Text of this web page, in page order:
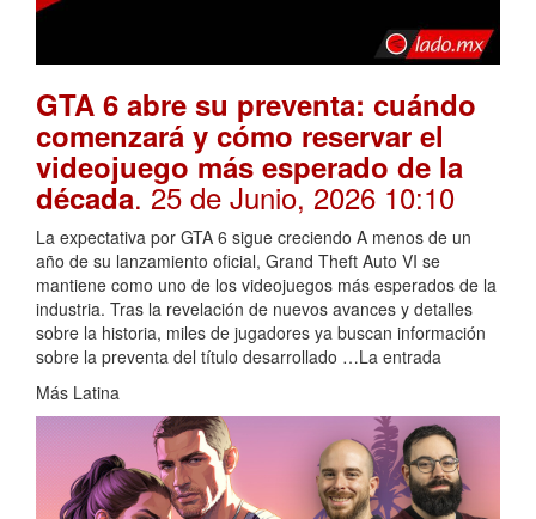
GTA 6 abre su preventa: cuándo
comenzará y cómo reservar el
videojuego más esperado de la
década. 25 de Junio, 2026 10:10
La expectativa por GTA 6 sigue creciendo A menos de un
año de su lanzamiento oficial, Grand Theft Auto VI se
mantiene como uno de los videojuegos más esperados de la
industria. Tras la revelación de nuevos avances y detalles
sobre la historia, miles de jugadores ya buscan información
sobre la preventa del título desarrollado …La entrada
Más Latina